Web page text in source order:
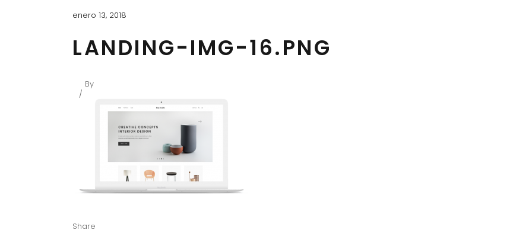
enero 13, 2018
LANDING-IMG-16.PNG
By
Share